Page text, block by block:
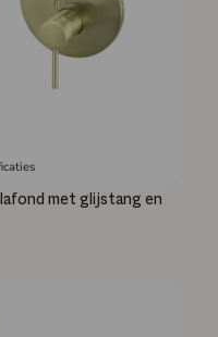
met glijstang en